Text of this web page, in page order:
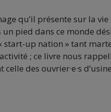
qu’il présente sur la
pied dans ce monde
start-up nation » tant
; ce livre nous
des ouvrier·e·s